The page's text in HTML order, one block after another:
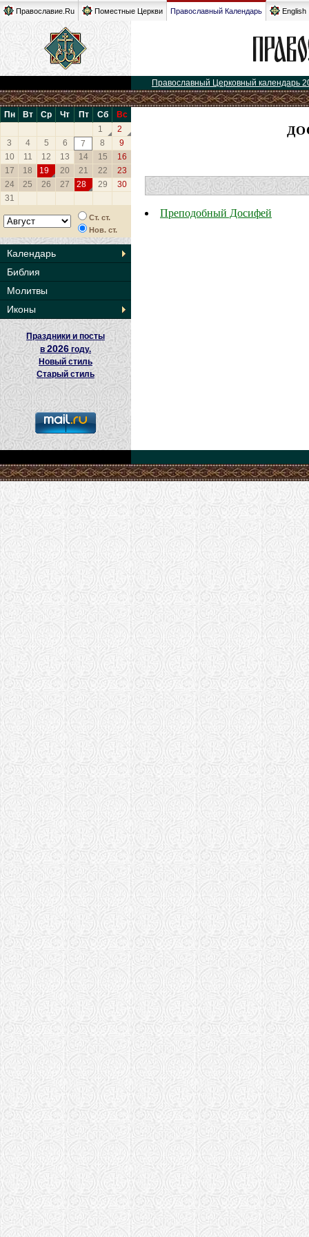
Православие.Ru Поместные Церкви Православный Календарь English
Православный Церковный календарь
Пн Вт Ср Чт Пт Сб
Вс
1
2
3
4 5 6 7 8
9
10
11 12 13 14 15
16
17
18 19 20 21 22
23
24
25 26 27 28 29
30
31
Ст. ст.
Нов. ст.
Календарь
Библия
Молитвы
Иконы
Праздники и посты
в2026 году.
Новый стиль
Старый стиль
Преподобный Досифей